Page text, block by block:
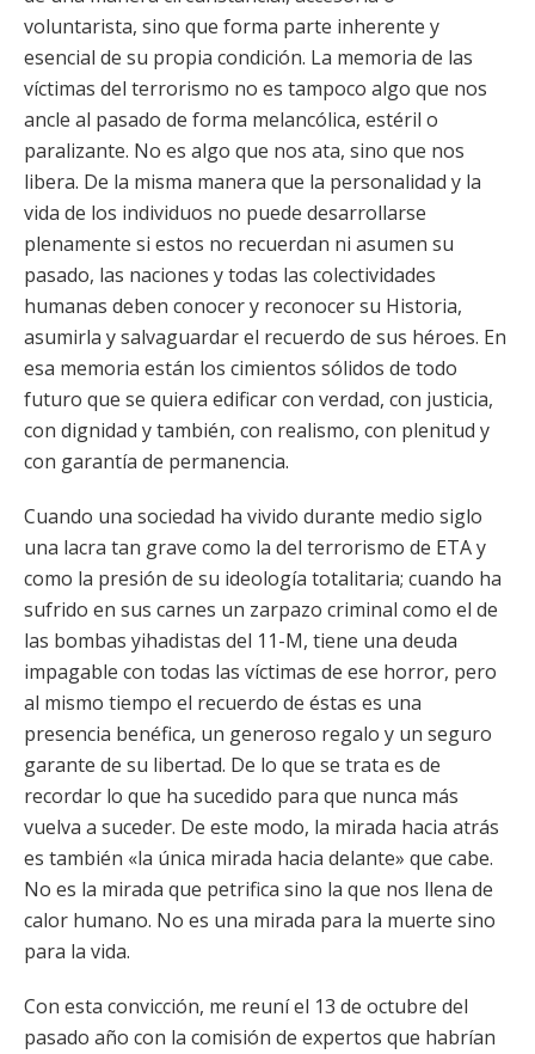
voluntarista, sino que forma parte inherente y
esencial de su propia condición. La memoria de las
víctimas del terrorismo no es tampoco algo que nos
ancle al pasado de forma melancólica, estéril o
paralizante. No es algo que nos ata, sino que nos
libera. De la misma manera que la personalidad y la
vida de los individuos no puede desarrollarse
plenamente si estos no recuerdan ni asumen su
pasado, las naciones y todas las colectividades
humanas deben conocer y reconocer su Historia,
asumirla y salvaguardar el recuerdo de sus héroes. En
esa memoria están los cimientos sólidos de todo
futuro que se quiera edificar con verdad, con justicia,
con dignidad y también, con realismo, con plenitud y
con garantía de permanencia.
Cuando una sociedad ha vivido durante medio siglo
una lacra tan grave como la del terrorismo de ETA y
como la presión de su ideología totalitaria; cuando ha
sufrido en sus carnes un zarpazo criminal como el de
las bombas yihadistas del 11-M, tiene una deuda
impagable con todas las víctimas de ese horror, pero
al mismo tiempo el recuerdo de éstas es una
presencia benéfica, un generoso regalo y un seguro
garante de su libertad. De lo que se trata es de
recordar lo que ha sucedido para que nunca más
vuelva a suceder. De este modo, la mirada hacia atrás
es también «la única mirada hacia delante» que cabe.
No es la mirada que petrifica sino la que nos llena de
calor humano. No es una mirada para la muerte sino
para la vida.
Con esta convicción, me reuní el 13 de octubre del
pasado año con la comisión de expertos que habrían